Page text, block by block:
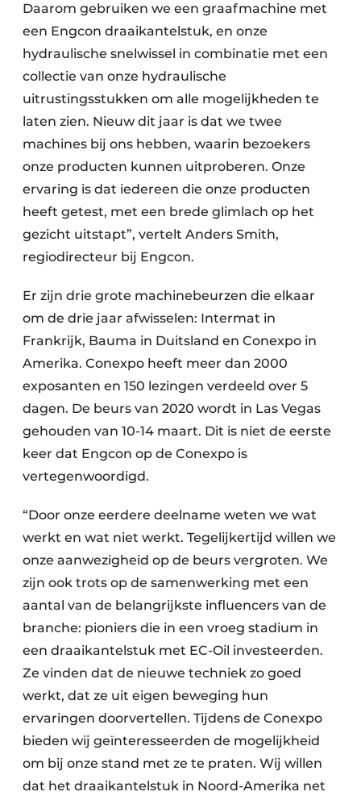
Daarom gebruiken we een graafmachine met
een Engcon draaikantelstuk, en onze
hydraulische snelwissel in combinatie met een
collectie van onze hydraulische
uitrustingsstukken om alle mogelijkheden te
laten zien. Nieuw dit jaar is dat we twee
machines bij ons hebben, waarin bezoekers
onze producten kunnen uitproberen. Onze
ervaring is dat iedereen die onze producten
heeft getest, met een brede glimlach op het
gezicht uitstapt”, vertelt Anders Smith,
regiodirecteur bij Engcon.
Er zijn drie grote machinebeurzen die elkaar
om de drie jaar afwisselen: Intermat in
Frankrijk, Bauma in Duitsland en Conexpo in
Amerika. Conexpo heeft meer dan 2000
exposanten en 150 lezingen verdeeld over 5
dagen. De beurs van 2020 wordt in Las Vegas
gehouden van 10-14 maart. Dit is niet de eerste
keer dat Engcon op de Conexpo is
vertegenwoordigd.
“Door onze eerdere deelname weten we wat
werkt en wat niet werkt. Tegelijkertijd willen we
onze aanwezigheid op de beurs vergroten. We
zijn ook trots op de samenwerking met een
aantal van de belangrijkste influencers van de
branche: pioniers die in een vroeg stadium in
een draaikantelstuk met EC-Oil investeerden.
Ze vinden dat de nieuwe techniek zo goed
werkt, dat ze uit eigen beweging hun
ervaringen doorvertellen. Tijdens de Conexpo
bieden wij geïnteresseerden de mogelijkheid
om bij onze stand met ze te praten. Wij willen
dat het draaikantelstuk in Noord-Amerika net